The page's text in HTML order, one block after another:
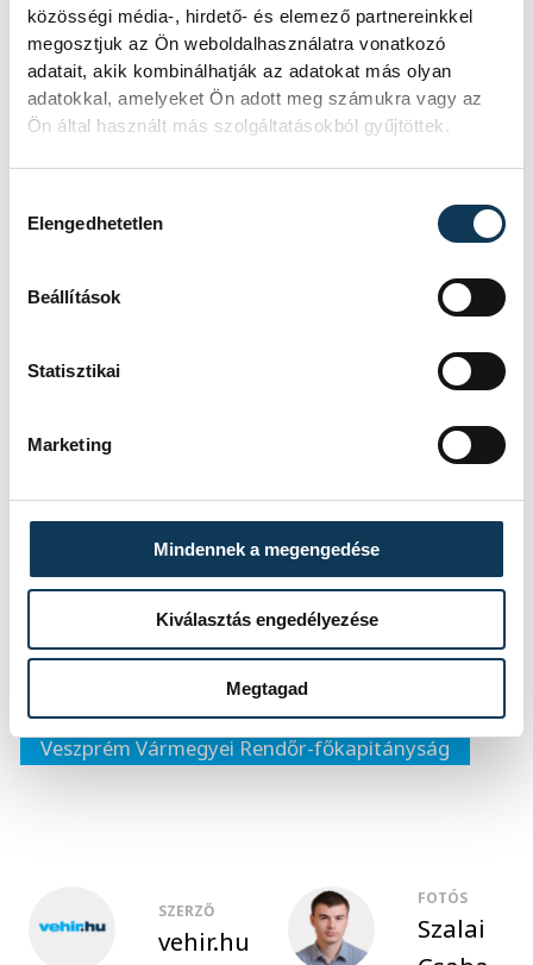
közösségi média-, hirdető- és elemező partnereinkkel
megosztjuk az Ön weboldalhasználatra vonatkozó
adatait, akik kombinálhatják az adatokat más olyan
adatokkal, amelyeket Ön adott meg számukra vagy az
Ön által használt más szolgáltatásokból gyűjtöttek.
Elengedhetetlen
Beállítások
Statisztikai
Marketing
Mindennek a megengedése
Kiválasztás engedélyezése
Megtagad
A rendőrök az ügy tanulságaként
kiemelték, a nyár közeledtével sokan
mennek el nyaralni, ilyenkor azt
tanácsolják, hogy a közösségi médiában ne
tegyék közzé, hogy éppen nem
tartózkodnak otthon, csak azután osszák
meg nyaralási élményeiket, ha már
betörők potenciális célpontjai legyenek.
rendőrség
Veszprém Vármegyei Rendőr-főkapitányság
SZERZŐ
vehir.hu
FOTÓS
Szalai